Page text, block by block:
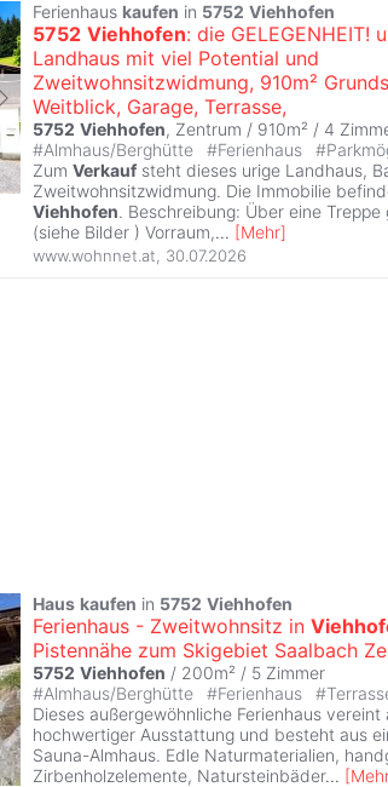
Ferienhaus kaufen in 5752 Viehhofen
5752 Viehhofen: die GELEGENHEIT!
Landhaus mit viel Potential und
Zweitwohnsitzwidmung, 910m²
Weitblick, Garage, Terrasse,
5752 Viehhofen, Zentrum / 910m² / 4
#Almhaus/Berghütte #Ferienhaus #
Zum Verkauf steht dieses urige Landhaus,
Zweitwohnsitzwidmung. Die Immobilie
Viehhofen. Beschreibung: Über eine
(siehe Bilder ) Vorraum,... [Mehr]
www.wohnnet.at 30.07.2026
Haus kaufen in 5752 Viehhofen
Ferienhaus - Zweitwohnsitz in
Pistennähe zum Skigebiet Saalbach
5752 Viehhofen / 200m² / 5 Zimmer
#Almhaus/Berghütte #Ferienhaus #
Dieses außergewöhnliche Ferienhaus vereint
hochwertiger Ausstattung und besteht aus
Sauna-Almhaus. Edle Naturmaterialien,
Zirbenholzelemente, Natursteinbäder... [